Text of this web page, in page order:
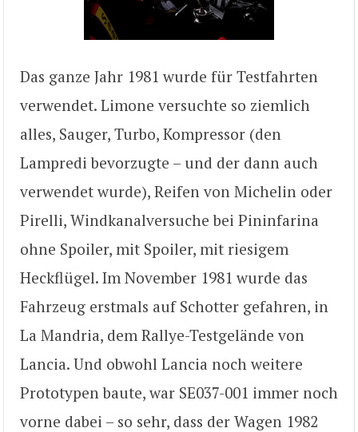
Das ganze Jahr 1981 wurde für Testfahrten
verwendet. Limone versuchte so ziemlich
alles, Sauger, Turbo, Kompressor (den
Lampredi bevorzugte – und der dann auch
verwendet wurde), Reifen von Michelin oder
Pirelli, Windkanalversuche bei Pininfarina
ohne Spoiler, mit Spoiler, mit riesigem
Heckflügel. Im November 1981 wurde das
Fahrzeug erstmals auf Schotter gefahren, in
La Mandria, dem Rallye-Testgelände von
Lancia. Und obwohl Lancia noch weitere
Prototypen baute, war SE037-001 immer noch
vorne dabei – so sehr, dass der Wagen 1982